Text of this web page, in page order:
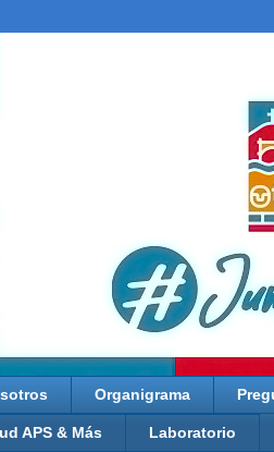
Organigrama
APS & Más Laboratorio